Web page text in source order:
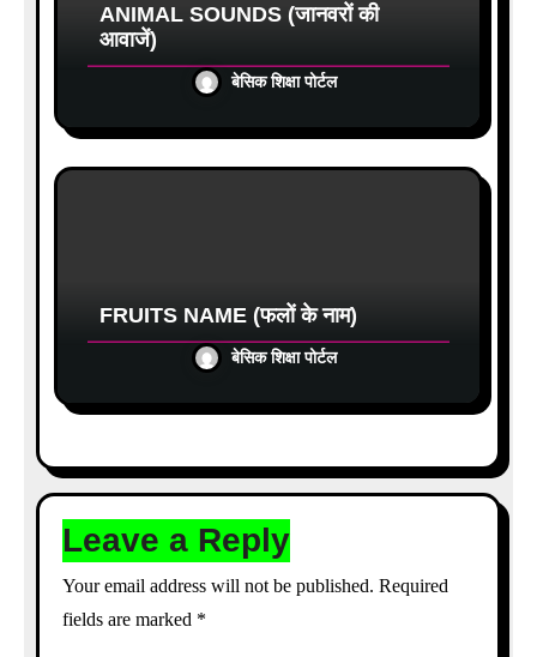
ANIMAL SOUNDS (जानवरों की
आवाजें)
बेसिक शिक्षा पोर्टल
FRUITS NAME (फलों के नाम)
बेसिक शिक्षा पोर्टल
Leave a Reply
Your email address will not be published. Required
fields are marked *